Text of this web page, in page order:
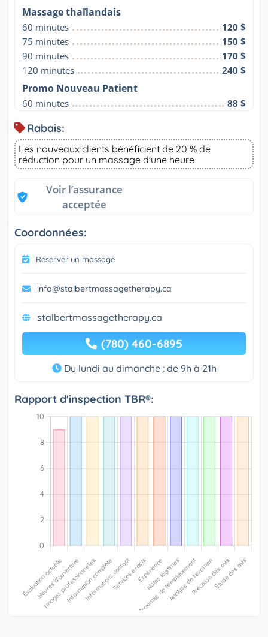
Massage thaïlandais
60 minutes
120 $
75 minutes
150 $
90 minutes
170 $
120 minutes
240 $
Promo Nouveau Patient
60 minutes 88 $
Rabais:
Les nouveaux clients bénéficient de 20 % de
réduction pour un massage d'une heure
Voir l’assurance
acceptée
Coordonnées:
Réserver un massage
info@stalbertmassagetherapy.ca
stalbertmassagetherapy.ca
(780) 460-6895
Du lundi au dimanche : de 9h à 21h
Rapport d'inspection TBR®: